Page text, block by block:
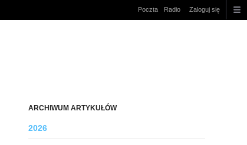
Poczta Radio Zaloguj się
ARCHIWUM ARTYKUŁÓW
2026